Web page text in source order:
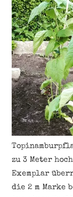
zu 3 Meter
Exemplar
die 2 m Marke